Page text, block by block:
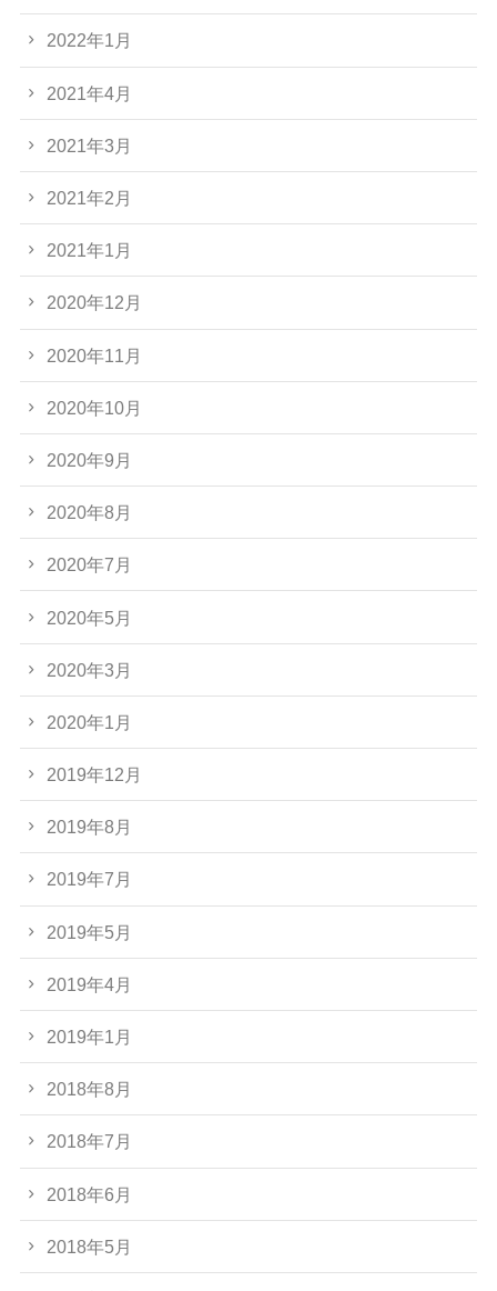
2022年1月
2021年4月
2021年3月
2021年2月
2021年1月
2020年12月
2020年11月
2020年10月
2020年9月
2020年8月
2020年7月
2020年5月
2020年3月
2020年1月
2019年12月
2019年8月
2019年7月
2019年5月
2019年4月
2019年1月
2018年8月
2018年7月
2018年6月
2018年5月